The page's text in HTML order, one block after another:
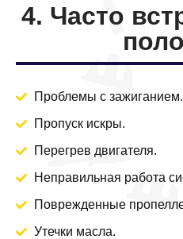
4. Часто
Проблемы с зажиганием.
Пропуск искры.
Перегрев двигателя.
Неправильная работа
Поврежденные
Утечки масла.